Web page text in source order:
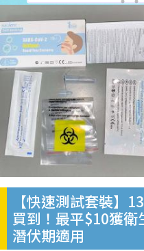
【快速測試套裝】
買到！最平$10獲
潛伏期適用